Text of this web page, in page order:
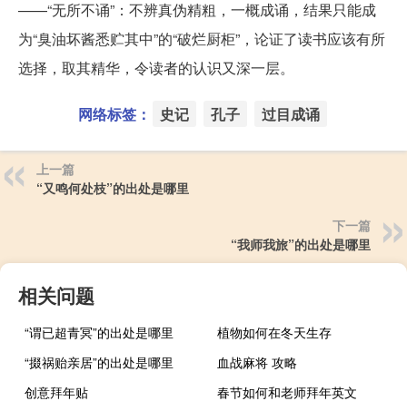
——“无所不诵”：不辨真伪精粗，一概成诵，结果只能成
为“臭油坏酱悉贮其中”的“破烂厨柜”，论证了读书应该有所
选择，取其精华，令读者的认识又深一层。
网络标签： 史记 孔子 过目成诵
上一篇
“又鸣何处枝”的出处是哪里
下一篇
“我师我旅”的出处是哪里
相关问题
“谓已超青冥”的出处是哪里
植物如何在冬天生存
“掇祸贻亲居”的出处是哪里
血战麻将 攻略
创意拜年贴
春节如何和老师拜年英文